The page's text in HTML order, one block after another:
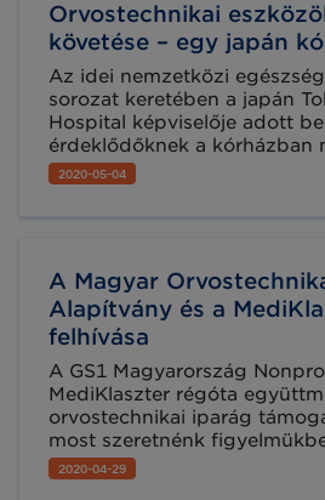
Orvostechnikai
követése – egy japán
Az idei nemzetközi
sorozat keretében a japán
Hospital képviselője adott
érdeklődőknek a kórházban
orvostechnikai eszközök
projektjéről. Összefoglaltuk
2020-05-04
A Magyar
Alapítvány és a
felhívása
A GS1 Magyarország
MediKlaszter régóta
orvostechnikai iparág
most szeretnénk
MediKlaszter közleményét
Magyar Orvostechnikai
2020-04-29